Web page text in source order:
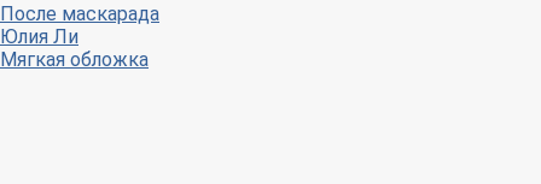
После маскарада
Юлия Ли
Мягкая обложка